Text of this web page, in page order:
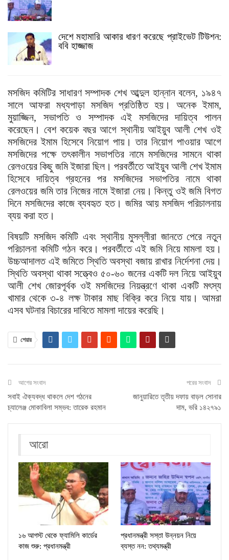
দেশে মহামারি আকার ধারণ করেছে প্রাইভেট টিউশন:
ববি হাজ্জাজ
মসজিদ কমিটির সাধারণ সম্পাদক শেখ আব্দুল হান্নান বলেন, ১৯৪৭
সালে আফরা মধ্যপাড়া মসজিদ প্রতিষ্ঠিত হয়। অনেক ইমাম,
মুয়াজ্জিন, সভাপতি ও সম্পাদক এই মসজিদের দায়িত্ব পালন
করেছেন। বেশ কয়েক বছর আগে স্থানীয় আইয়ুব আলী শেখ ওই
মসজিদের ইমাম হিসেবে নিয়োগ পায়। তার নিয়োগ পাওয়ার আগে
মসজিদের পক্ষে তৎকালীন সভাপতির নামে মসজিদের সামনে থাকা
রেলওয়ের কিছু জমি ইজারা ছিল। পরবর্তীতে আইয়ুব আলী শেখ ইমাম
হিসেবে দায়িত্ব গ্রহনের পর মসজিদের সভাপতির নামে থাকা
রেলওয়ের জমি তার নিজের নামে ইজারা নেয়। কিন্তু ওই জমি বিগত
দিনে মসজিদের কাজে ব্যবহৃত হত। জমির আয় মসজিদ পরিচালনায়
ব্যয় করা হত।
বিষয়টি মসজিদ কমিটি এবং স্থানীয় মুসল্লীরা জানতে পেরে নতুন
পরিচালনা কমিটি গঠন করে। পরবর্তীতে এই জমি নিয়ে মামলা হয়।
উচ্চআদালত এই জমিতে স্থিতি অবস্থা বজায় রাখার নির্দেশনা দেয়।
স্থিতি অবস্থা থাকা সত্ত্বেও ৫০-৬০ জনের একটি দল নিয়ে আইয়ুব
আলী শেখ জোরপূর্বক ওই মসজিদের নিয়ন্ত্রণে থাকা একটি মৎস্য
খামার থেকে ৩-৪ লক্ষ টাকার মাছ বিক্রি করে নিয়ে যায়। আমরা
এসব ঘটনার বিচারের দাবিতে মামলা দায়ের করেছি।
শেয়ার
আগের সংবাদ
সবাই ঐক্যবদ্ধ থাকলে দেশ গঠনের
চ্যালেঞ্জ মোকাবিলা সম্ভব: তারেক রহমান
পরের সংবাদ
জানুয়ারিতে তৃতীয় দফায় বাড়ল সোনার
দাম, ভরি ১৪২৭৯১
আরো
১৬ আগস্ট থেকে ফ্যামিলি কার্ডের
কাজ শুরু: প্রধানমন্ত্রী
প্রধানমন্ত্রী সস্তা উন্নয়ন নিয়ে
ব্যস্ত নন: তথ্যমন্ত্রী